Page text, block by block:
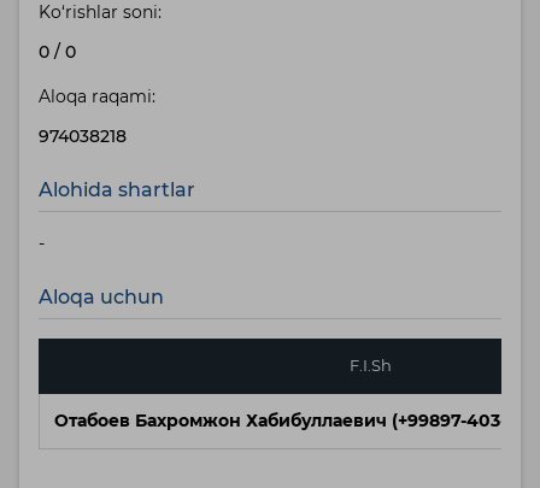
Ko‘rishlar soni:
0 / 0
Aloqa raqami:
974038218
Alohida shartlar
-
Aloqa uchun
F.I.Sh
Отабоев Бахромжон Хабибуллаевич (+99897-403-82-